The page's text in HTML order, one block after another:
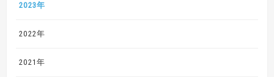
2023年
2022年
2021年